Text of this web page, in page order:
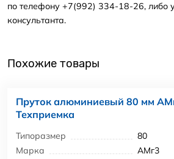
по телефону +7(992) 334-18-26, либо
консультанта.
Похожие товары
Пруток алюминиевый 80 мм
Техприемка
Типоразмер
80
Марка
АМг3